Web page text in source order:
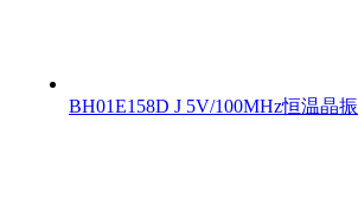
BH01E158D J 5V/100MHz恒温晶振